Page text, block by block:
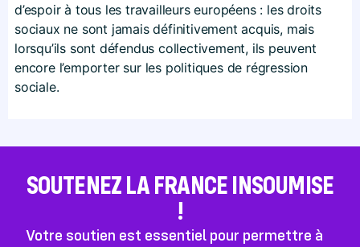
d’espoir à tous les travailleurs européens : les droits
sociaux ne sont jamais définitivement acquis, mais
lorsqu’ils sont défendus collectivement, ils peuvent
encore l’emporter sur les politiques de régression
sociale.
SOUTENEZ LA FRANCE INSOUMISE
!
Votre soutien est essentiel pour permettre à